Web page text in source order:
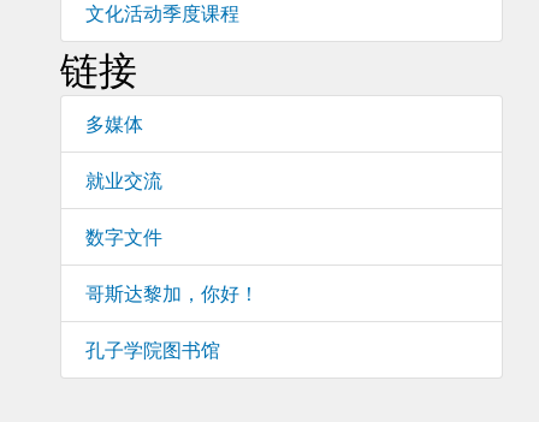
文化活动季度课程
链接
多媒体
就业交流
数字文件
哥斯达黎加，你好！
孔子学院图书馆